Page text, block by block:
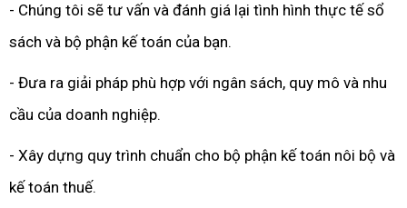
- Chúng tôi sẽ tư vấn và đánh giá lại tình hình thực tế sổ
sách và bộ phận kế toán của bạn.
- Đưa ra giải pháp phù hợp với ngân sách, quy mô và nhu
cầu của doanh nghiệp.
- Xây dựng quy trình chuẩn cho bộ phận kế toán nôi bộ và
kế toán thuế.